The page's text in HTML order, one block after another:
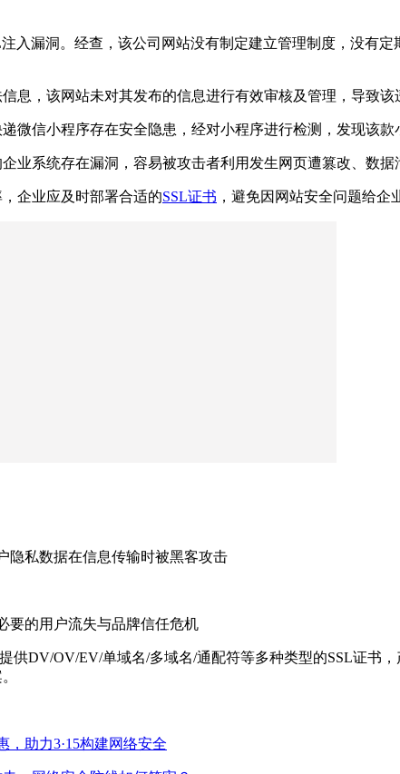
入漏洞。经查，该公司网站没有制定建立管理制度，没有
息，该网站未对其发布的信息进行有效审核及管理，导致
微信小程序存在安全隐患，经对小程序进行检测，发现该
业系统存在漏洞，容易被攻击者利用发生网页遭篡改、数
企业应及时部署合适的SSL证书 ，避免因网站安全问题给企
隐私数据在信息传输时被黑客攻击
要的用户流失与品牌信任危机
供DV/OV/EV/单域名/多域名/通配符等多种类型的SSL证书
，助力3·15构建网络安全